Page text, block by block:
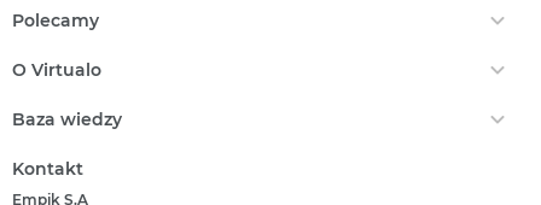
Audiobooki
EPrasa
Podaruj Prezent
Polecamy
Nasze Ceny
Nowości
O Virtualo
Regulamin Zakupów
Regulamin Punktów
Baza wiedzy
Kontakt
Empik S.A